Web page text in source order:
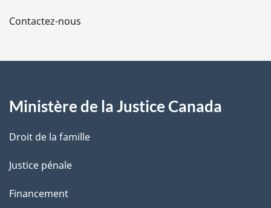
a
e
Contactez-nous
Ministère de la Justice Canada
Droit de la famille
Justice pénale
Financement